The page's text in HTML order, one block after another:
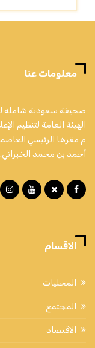
معلومات عنا
صحيفة سعودية شاملة
م مقرها الرئيسي
أحمد بن محمد الخبراني.
الاقسام
المحليات
المجتمع
الاقتصاد